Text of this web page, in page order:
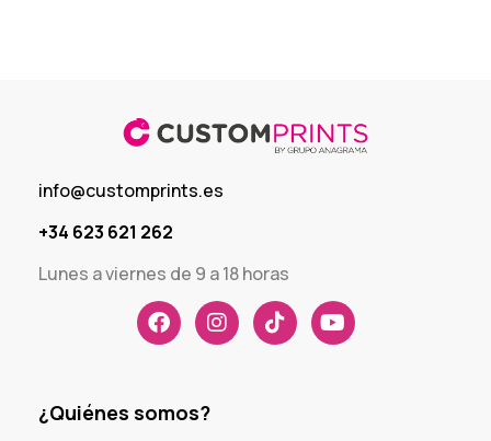
info@customprints.es
+34 623 621 262
Lunes a viernes de 9 a 18 horas
¿Quiénes somos?